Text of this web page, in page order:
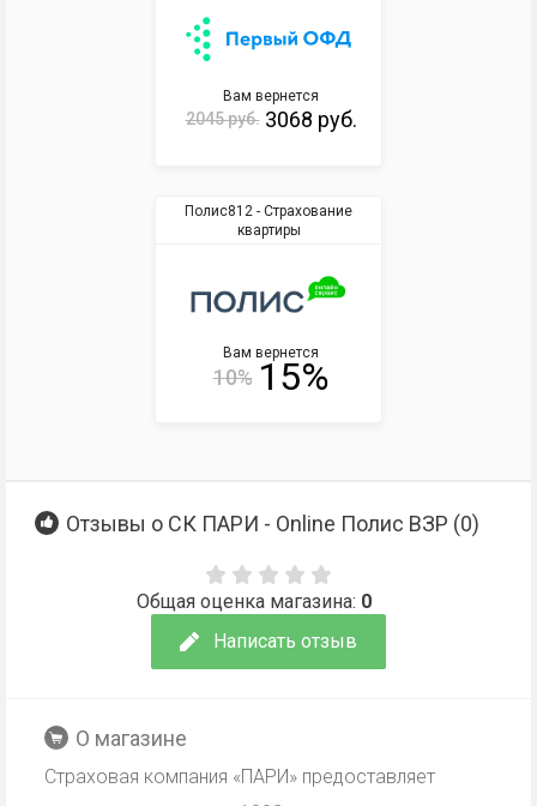
Вам вернется
2045 руб. 3068 руб.
Полис812 - Страхование
квартиры
Вам вернется
10% 15%
Отзывы о СК ПАРИ - Online Полис ВЗР (0)
Написать отзыв
Общая оценка магазина: 0
О магазине
Страховая компания «ПАРИ» предоставляет